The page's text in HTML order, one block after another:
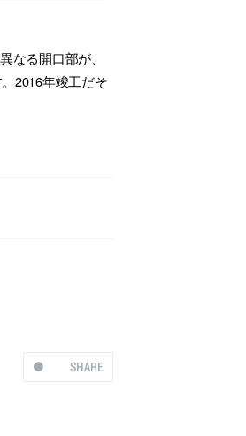
る開口部が、
2016年竣工だそ
SHARE